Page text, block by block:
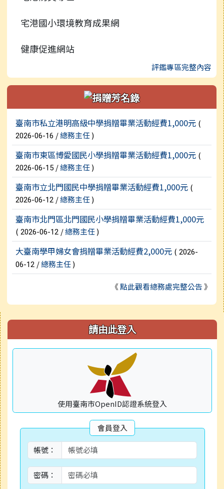
宅港國小環境教育成果網
健康促進網站
評鑑專區完整內容
新聞列表
臺南市私立港明高級中學捐贈畢業活動經費1,000元 (
2026-06-16 /總務主任)
臺南市東區博愛國民小學捐贈畢業活動經費1,000元 (
2026-06-15 /總務主任)
臺南市立北門國民中學捐贈畢業活動經費1,000元 (
2026-06-12 /總務主任)
臺南市北門區北門國民小學捐贈畢業活動經費1,000元
( 2026-06-12 /總務主任)
大臺南學甲婦女會捐贈畢業活動經費2,000元 ( 2026-
06-12 /總務主任)
《點此觀看總務處完整公告》
右邊區域內容 請由此登入
使用臺南市OpenID認證系統登入
會員登入
帳號：
密碼：